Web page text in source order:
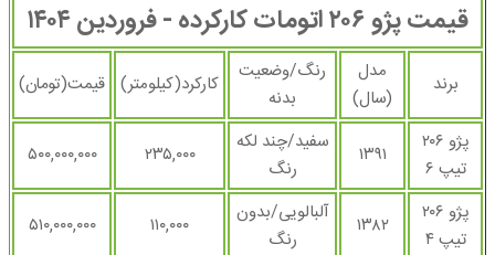
قیمت پژو ۲۰۶ اتومات کارکرده - فروردین ۱۴۰۴
برند
مدل
(سال)
رنگ/وضعیت
بدنه
کارکرد(کیلومتر) قیمت(تومان)
پژو ۲۰۶
تیپ ۶
۱۳۹۱
سفید/چند لکه
رنگ
۲۳۵,۰۰۰ ۵۰۰,۰۰۰,۰۰۰
پژو ۲۰۶
تیپ ۴
۱۳۸۲
آلبالویی/بدون
رنگ
۱۱۰,۰۰۰ ۵۱۰,۰۰۰,۰۰۰